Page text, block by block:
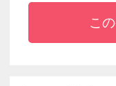
けると存じます
眺望、絶景露天
こ